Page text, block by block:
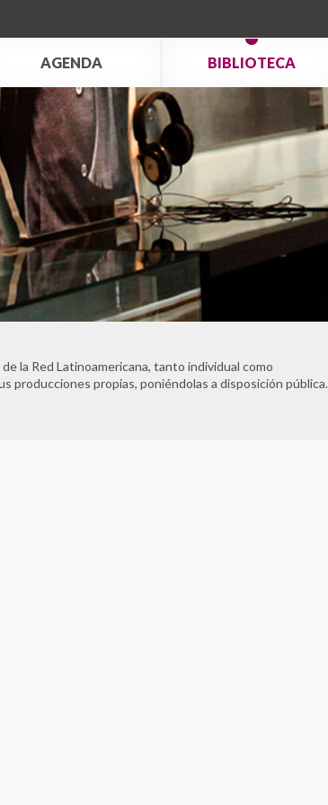
AGENDA BIBLIOTECA
la Red Latinoamericana, tanto individual como
producciones propias, poniéndolas a disposición pública.